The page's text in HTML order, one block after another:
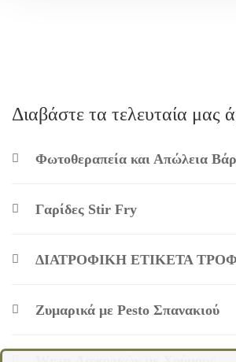
Διαβάστε τα τελευταία μας
Φωτοθεραπεία και Απώλεια
Γαρίδες Stir Fry
ΔΙΑΤΡΟΦΙΚΗ ΕΤΙΚΕΤΑ
Ζυμαρικά με Pesto Σπανακιού